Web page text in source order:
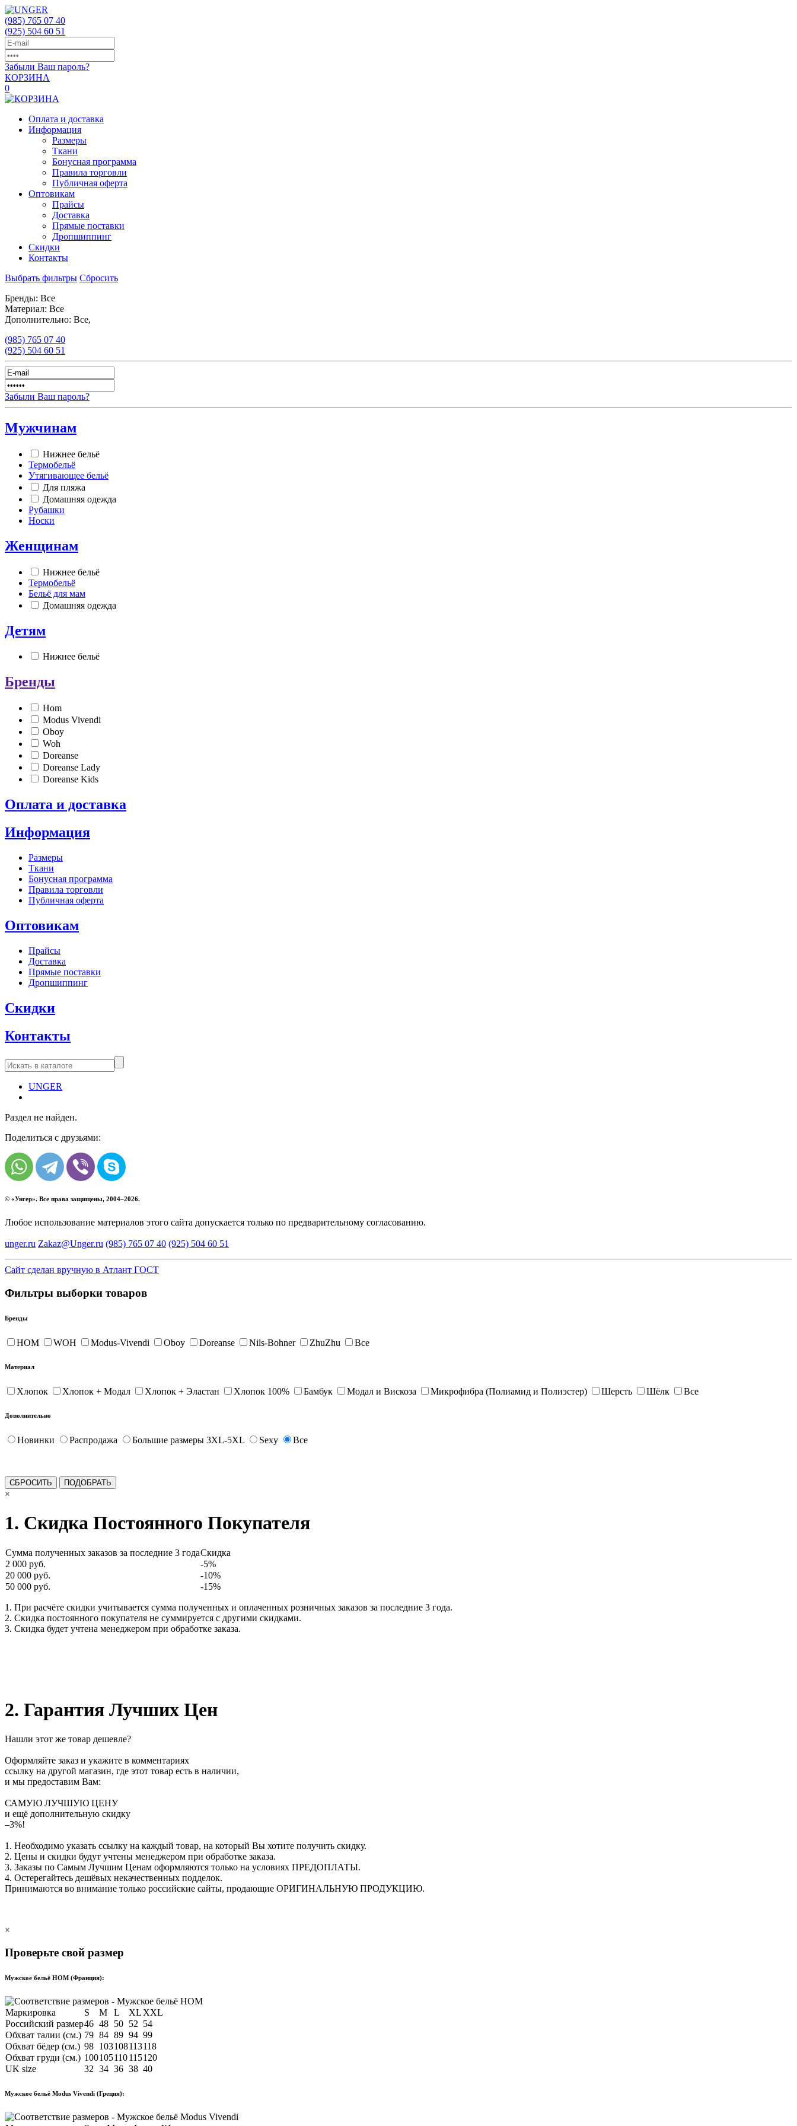
(985) 765 07 40
(925) 504 60 51
Забыли Ваш пароль?
КОРЗИНА
0
Оплата и доставка
Информация
Размеры
Ткани
Бонусная программа
Правила торговли
Публичная оферта
Оптовикам
Прайсы
Доставка
Прямые поставки
Дропшиппинг
Скидки
Контакты
Выбрать фильтры Сбросить
Бренды: Все
Материал: Все
Дополнительно: Все,
(985) 765 07 40
(925) 504 60 51
Забыли Ваш пароль?
Мужчинам
Нижнее бельё
Термобельё
Утягивающее бельё
Для пляжа
Домашняя одежда
Рубашки
Носки
Женщинам
Нижнее бельё
Термобельё
Бельё для мам
Домашняя одежда
Детям
Нижнее бельё
Бренды
Hom
Modus Vivendi
Oboy
Woh
Doreanse
Doreanse Lady
Doreanse Kids
Оплата и доставка
Информация
Размеры
Ткани
Бонусная программа
Правила торговли
Публичная оферта
Оптовикам
Прайсы
Доставка
Прямые поставки
Дропшиппинг
Скидки
Контакты
UNGER
Раздел не найден.
Поделиться с друзьями:
© «Унгер». Все права защищены, 2004–2026.
Любое использование материалов этого сайта допускается только по предварительному согласованию.
unger.ru Zakaz@Unger.ru (985) 765 07 40 (925) 504 60 51
Сайт сделан вручную в Атлант ГОСТ
Фильтры выборки товаров
Бренды
HOM WOH Modus-Vivendi Oboy Doreanse Nils-Bohner ZhuZhu Все
Материал
Хлопок Хлопок + Модал Хлопок + Эластан Хлопок 100% Бамбук Модал и Вискоза Микрофибра (Полиамид и Полиэстер) Шерсть Шёлк Все
Дополнительно
Новинки Распродажа Большие размеры 3XL-5XL Sexy Все
×
1. Скидка Постоянного Покупателя
Сумма полученных заказов за последние 3 годаСкидка
2 000 руб.
-5%
20 000 руб.
-10%
50 000 руб.
-15%
1. При расчёте скидки учитывается сумма полученных и оплаченных розничных заказов за последние 3 года.
2. Скидка постоянного покупателя не суммируется с другими скидками.
3. Скидка будет учтена менеджером при обработке заказа.
2. Гарантия Лучших Цен
Нашли этот же товар дешевле?
Оформляйте заказ и укажите в комментариях
ссылку на другой магазин, где этот товар есть в наличии,
и мы предоставим Вам:
САМУЮ ЛУЧШУЮ ЦЕНУ
и ещё дополнительную скидку
–3%!
1. Необходимо указать ссылку на каждый товар, на который Вы хотите получить скидку.
2. Цены и скидки будут учтены менеджером при обработке заказа.
3. Заказы по Самым Лучшим Ценам оформляются только на условиях ПРЕДОПЛАТЫ.
4. Остерегайтесь дешёвых некачественных подделок.
Принимаются во внимание только российские сайты, продающие ОРИГИНАЛЬНУЮ ПРОДУКЦИЮ.
×
Проверьте свой размер
Мужское бельё HOM (Франция):
Маркировка S M L XL XXL
Российский размер46 48 50 52 54
Обхват талии (см.) 79 84 89 94 99
Обхват бёдер (см.) 98 103108113118
Обхват груди (см.) 100105110115120
UK size
32 34 36 38 40
Мужское бельё Modus Vivendi (Греция):